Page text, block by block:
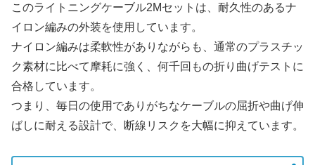
このライトニングケーブル2Mセットは、耐久性のあるナ
イロン編みの外装を使用しています。
ナイロン編みは柔軟性がありながらも、通常のプラスチッ
ク素材に比べて摩耗に強く、何千回もの折り曲げテストに
合格しています。
つまり、毎日の使用でありがちなケーブルの屈折や曲げ伸
ばしに耐える設計で、断線リスクを大幅に抑えています。